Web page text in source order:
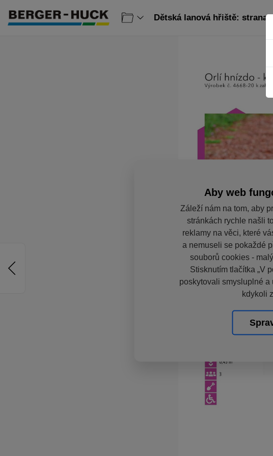
Dětská lanová hřiště: strana
Aby web
Záleží nám na tom, aby
stránkách rychle našli
reklamy na věci, které
a nemuseli se pokaždé
souborů cookies -
Stisknutím tlačítka „V
poskytovali smysluplné
kdykoli